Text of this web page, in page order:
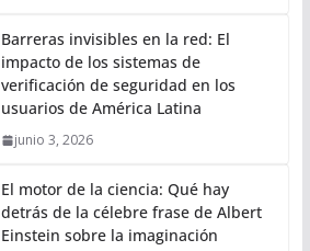
Barreras invisibles en la red: El
impacto de los sistemas de
verificación de seguridad en los
usuarios de América Latina
junio 3, 2026
El motor de la ciencia: Qué hay
detrás de la célebre frase de Albert
Einstein sobre la imaginación